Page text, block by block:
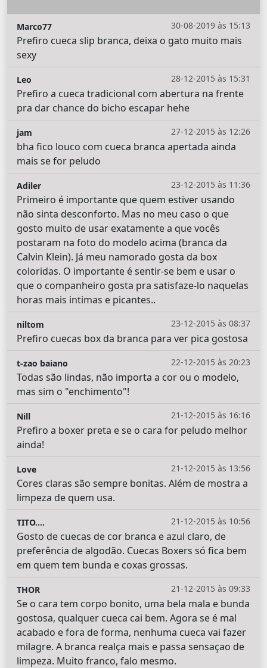
30-08-2019 às 15:13
Marco77
Prefiro cueca slip branca, deixa o gato muito mais
sexy
28-12-2015 às 15:31
Leo
Prefiro a cueca tradicional com abertura na frente
pra dar chance do bicho escapar hehe
27-12-2015 às 12:26
jam
bha fico louco com cueca branca apertada ainda
mais se for peludo
23-12-2015 às 11:36
Adiler
Primeiro é importante que quem estiver usando
não sinta desconforto. Mas no meu caso o que
gosto muito de usar exatamente a que vocês
postaram na foto do modelo acima (branca da
Calvin Klein). Já meu namorado gosta da box
coloridas. O importante é sentir-se bem e usar o
que o companheiro gosta pra satisfaze-lo naquelas
horas mais intimas e picantes..
23-12-2015 às 08:37
niltom
Prefiro cuecas box da branca para ver pica gostosa
22-12-2015 às 20:23
t-zao baiano
Todas são lindas, não importa a cor ou o modelo,
mas sim o "enchimento"!
21-12-2015 às 16:16
Nill
Prefiro a boxer preta e se o cara for peludo melhor
ainda!
21-12-2015 às 13:56
Love
Cores claras são sempre bonitas. Além de mostra a
limpeza de quem usa.
21-12-2015 às 10:56
TITO....
Gosto de cuecas de cor branca e azul claro, de
preferência de algodão. Cuecas Boxers só fica bem
em quem tem bunda e coxas grossas.
21-12-2015 às 09:33
THOR
Se o cara tem corpo bonito, uma bela mala e bunda
gostosa, qualquer cueca cai bem. Agora se é mal
acabado e fora de forma, nenhuma cueca vai fazer
milagre. A branca realça mais e passa sensaçao de
limpeza. Muito franco, falo mesmo.